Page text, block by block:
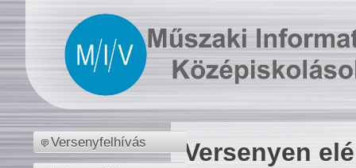
Versenyfelhívás Versenyen